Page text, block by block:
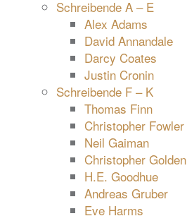
Schreibende A – E
Alex Adams
David Annandale
Darcy Coates
Justin Cronin
Schreibende F – K
Thomas Finn
Christopher Fowler
Neil Gaiman
Christopher Golden
H.E. Goodhue
Andreas Gruber
Eve Harms